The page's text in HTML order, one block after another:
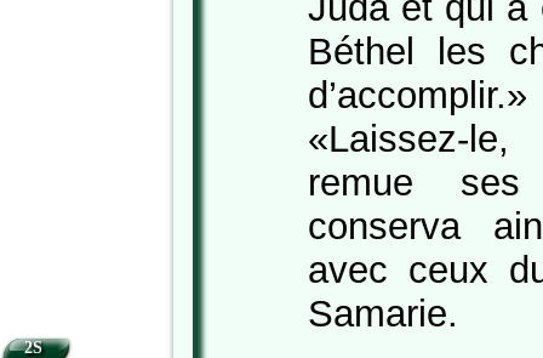
Béthel les
«Laissez-
remue ses
conserva
avec ceux
Samarie.
2S